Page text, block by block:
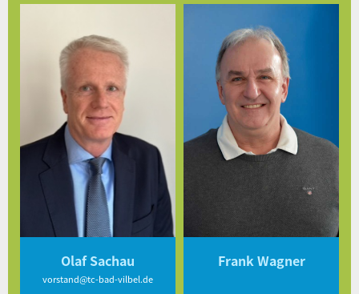
Olaf Sachau
vorstand@tc-bad-vilbel.de
Frank Wagner